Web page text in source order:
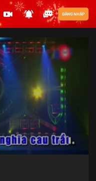
ĐĂNG NHẬP